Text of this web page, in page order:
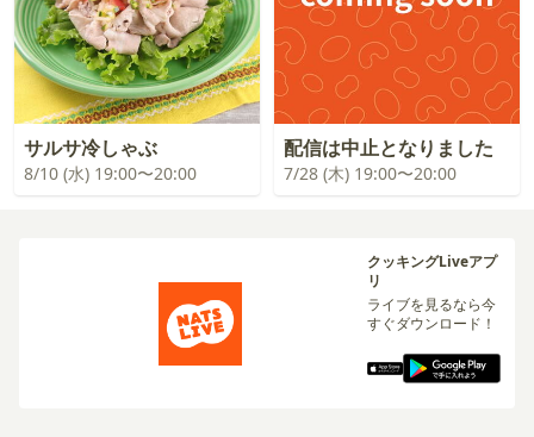
サルサ冷しゃぶ
8/10 (水) 19:00〜20:00
配信は中止となりました
7/28 (木) 19:00〜20:00
クッキングLiveアプ
リ
ライブを見るなら今
すぐダウンロード！